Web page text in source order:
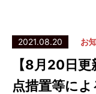
2021.08.20 お
【8月20日
点措置等に